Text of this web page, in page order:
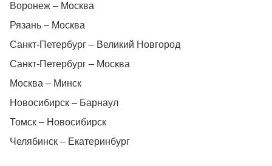
Воронеж – Москва
Рязань – Москва
Санкт-Петербург – Великий Новгород
Санкт-Петербург – Москва
Москва – Минск
Новосибирск – Барнаул
Томск – Новосибирск
Челябинск – Екатеринбург